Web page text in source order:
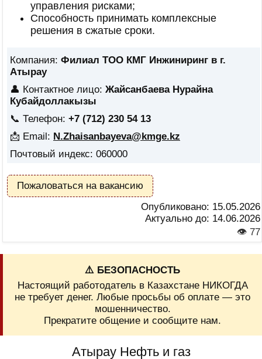
управления рисками;
Способность принимать комплексные
решения в сжатые сроки.
Компания: Филиал ТОО КМГ Инжиниринг в г.
Атырау
👤 Контактное лицо: Жайсанбаева Нурайна
Кубайдоллакызы
📞 Телефон: +7 (712) 230 54 13
📩 Email: N.Zhaisanbayeva@kmge.kz
Почтовый индекс: 060000
Пожаловаться на вакансию
Опубликовано: 15.05.2026
Актуально до: 14.06.2026
👁 77
⚠️ БЕЗОПАСНОСТЬ
Настоящий работодатель в Казахстане НИКОГДА
не требует денег. Любые просьбы об оплате — это
мошенничество.
Прекратите общение и сообщите нам.
Атырау Нефть и газ